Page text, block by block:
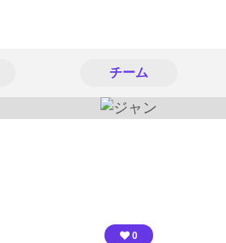
チーム
0